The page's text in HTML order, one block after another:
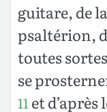
guitare, de
psaltérion,
toutes
se
11 et